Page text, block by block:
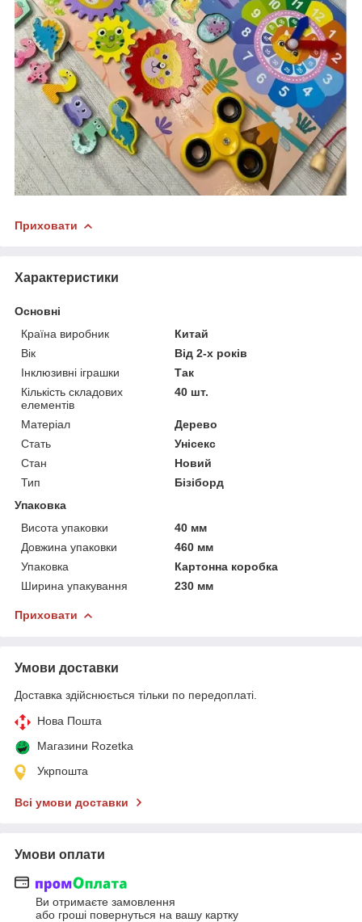
Приховати
Характеристики
Основні
Країна виробник
Китай
Вік
Від 2-х років
Інклюзивні іграшки
Так
Кількість складових
елементів
40 шт.
Матеріал
Дерево
Стать
Унісекс
Стан
Новий
Тип
Бізіборд
Упаковка
Висота упаковки
40 мм
Довжина упаковки
460 мм
Упаковка
Картонна коробка
Ширина упакування
230 мм
Приховати
Умови доставки
Доставка здійснюється тільки по передоплаті.
Нова Пошта
Магазини Rozetka
Укрпошта
Всі умови доставки
Умови оплати
Ви отримаєте замовлення
або гроші повернуться на вашу картку